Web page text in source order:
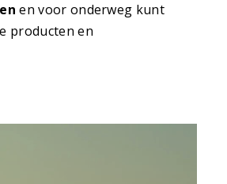
en voor onderweg kunt
producten en